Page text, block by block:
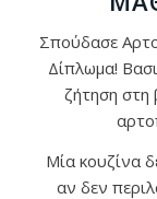
Σπούδασε
Δίπλωμα!
ζήτηση στη
Μία κουζίνα
αν δεν